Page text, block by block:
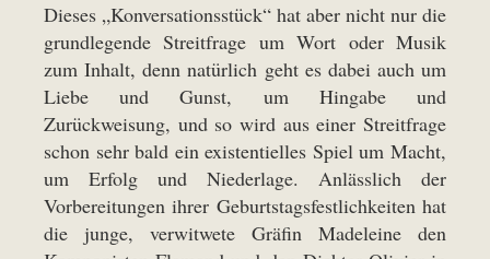
Dieses „Konversationsstück“ hat aber nicht nur die
grundlegende Streitfrage um Wort oder Musik
zum Inhalt, denn natürlich geht es dabei auch um
Liebe und Gunst, um Hingabe und
Zurückweisung, und so wird aus einer Streitfrage
schon sehr bald ein existentielles Spiel um Macht,
um Erfolg und Niederlage. Anlässlich der
Vorbereitungen ihrer Geburtstagsfestlichkeiten hat
die junge, verwitwete Gräfin Madeleine den